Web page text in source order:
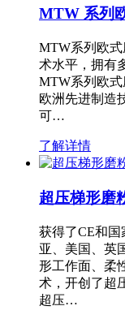
MTW 系列
MTW系列欧
术水平，拥有
MTW系列欧式
欧洲先进制造
可…
了解详情
超压梯形磨
获得了CE和国
亚、美国、英
形工作面、柔
术，开创了超
超压…